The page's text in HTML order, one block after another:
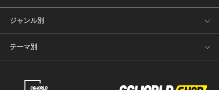
ジャンル別
テーマ別